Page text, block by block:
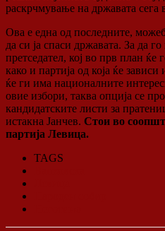
раскрчмување на државата сега
Ова е една од последните,
да си ја спаси државата. За да
претседател, кој во прв план
како и партија од која ќе
ќе ги има националните
овие избори, таква опција се
кандидатските листи за
истакна Јанчев. Стои во
партија Левица.
TAGS